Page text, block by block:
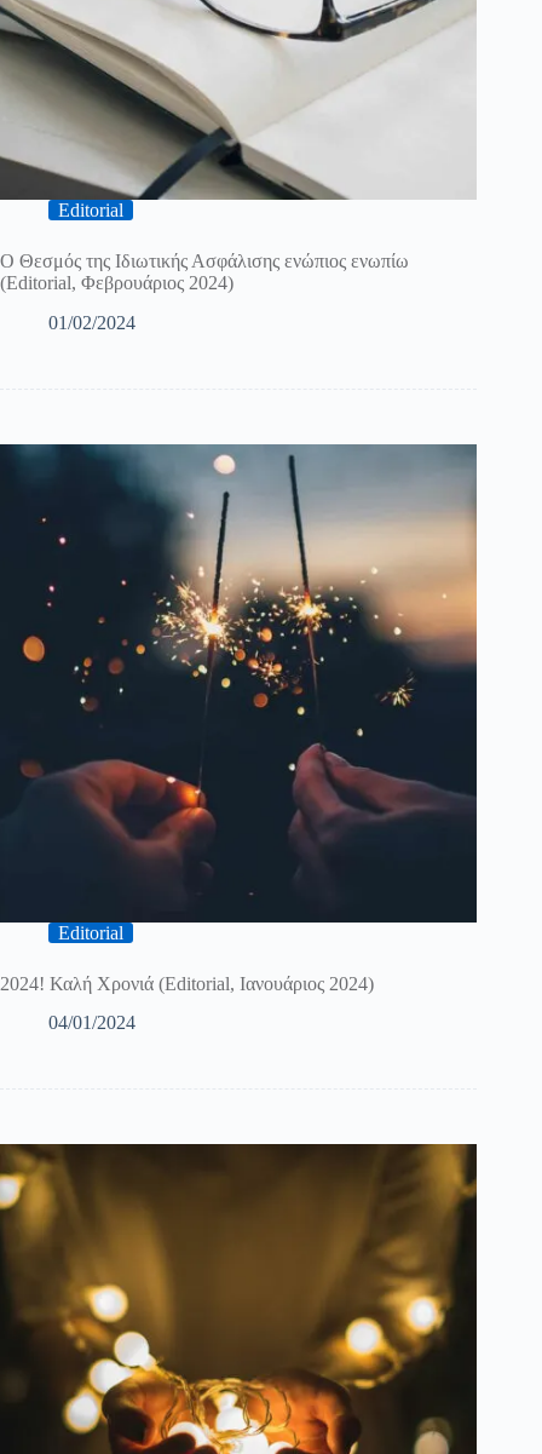
Editorial
Ο Θεσμός της Ιδιωτικής Ασφάλισης ενώπιος ενωπίω
(Editorial, Φεβρουάριος 2024)
01/02/2024
Editorial
2024! Καλή Χρονιά (Editorial, Ιανουάριος 2024)
04/01/2024